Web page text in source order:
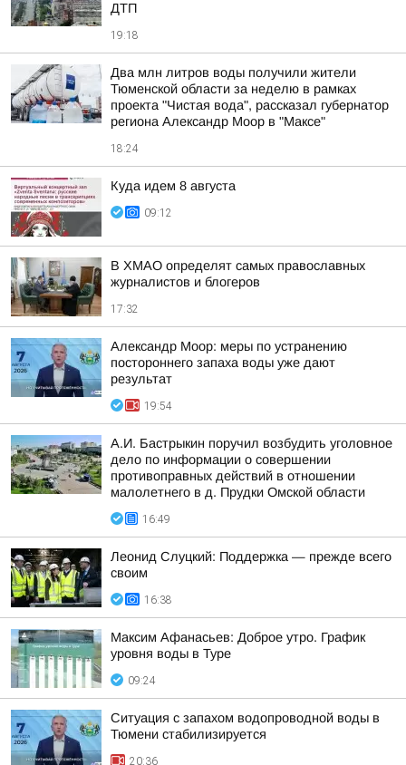
ДТП
19:18
Два млн литров воды получили жители
Тюменской области за неделю в рамках
проекта "Чистая вода", рассказал губернатор
региона Александр Моор в "Максе"
18:24
Куда идем 8 августа
09:12
В ХМАО определят самых православных
журналистов и блогеров
17:32
Александр Моор: меры по устранению
постороннего запаха воды уже дают
результат
19:54
А.И. Бастрыкин поручил возбудить уголовное
дело по информации о совершении
противоправных действий в отношении
малолетнего в д. Прудки Омской области
16:49
Леонид Слуцкий: Поддержка — прежде всего
своим
16:38
Максим Афанасьев: Доброе утро. График
уровня воды в Туре
09:24
Ситуация с запахом водопроводной воды в
Тюмени стабилизируется
20:36